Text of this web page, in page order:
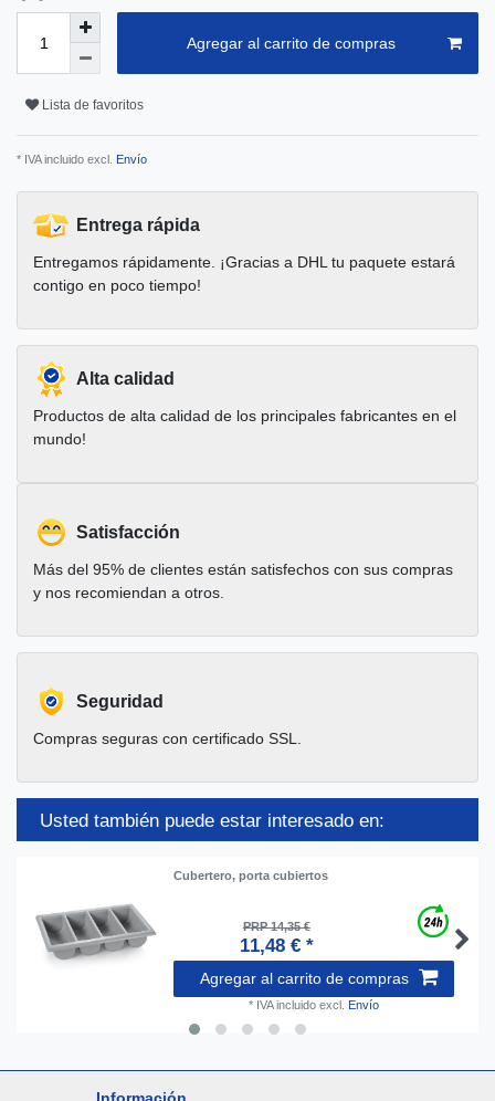
Agregar al carrito de compras
Lista de favoritos
* IVA incluido excl. Envío
Entrega rápida
Entregamos rápidamente. ¡Gracias a DHL tu paquete estará
contigo en poco tiempo!
Alta calidad
Productos de alta calidad de los principales fabricantes en el
mundo!
Satisfacción
Más del 95% de clientes están satisfechos con sus compras
y nos recomiendan a otros.
Seguridad
Compras seguras con certificado SSL.
Usted también puede estar interesado en:
Cubertero, porta cubiertos
PRP 14,35 €
11,48 € *
Agregar al carrito de compras
* IVA incluido excl. Envío
Información